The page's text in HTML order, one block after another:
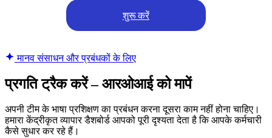
शुरू करें
मानव संसाधन और प्रबंधकों के लिए
प्रगति ट्रैक करें – आरओआई को मापें
अपनी टीम के भाषा प्रशिक्षण का प्रबंधन करना दूसरा काम नहीं होना चाहिए।
हमारा केंद्रीकृत व्यापार डैशबोर्ड आपको पूरी दृश्यता देता है कि आपके कर्मचारी
कैसे सुधार कर रहे हैं।